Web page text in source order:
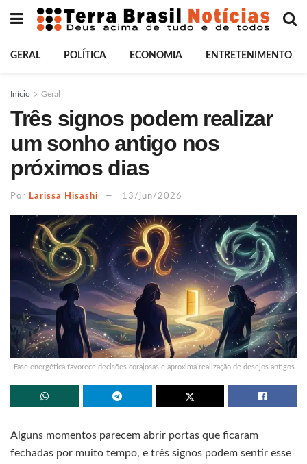
GERAL POLÍTICA ECONOMIA ENTRETENIMENTO
Início Geral
Três signos podem realizar
um sonho antigo nos
próximos dias
Por Larissa Hisashi 13/jun/2026
Fase energética favorece decisões corajosas e aproxima realização de desejos antigos.
Alguns momentos parecem abrir portas que ficaram
fechadas por muito tempo, e três signos podem sentir esse